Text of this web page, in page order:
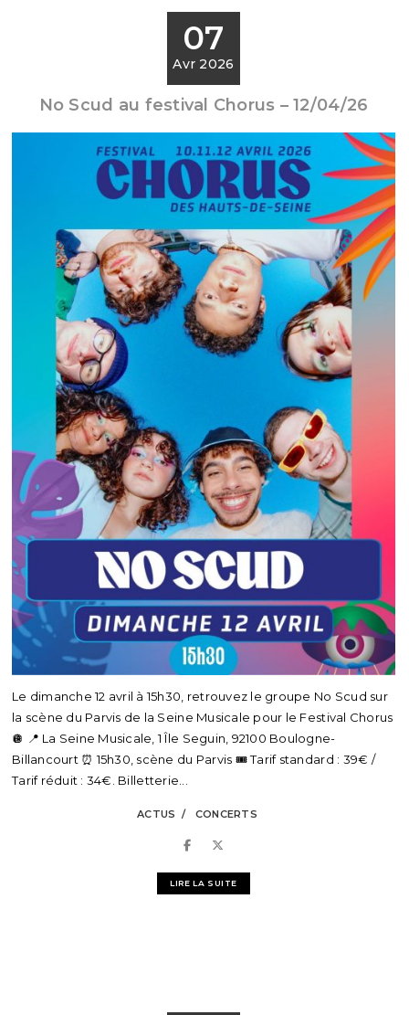
07
Avr 2026
No Scud au festival Chorus – 12/04/26
Le dimanche 12 avril à 15h30, retrouvez le groupe No Scud sur
la scène du Parvis de la Seine Musicale pour le Festival Chorus
🪩 📍 La Seine Musicale, 1 Île Seguin, 92100 Boulogne-
Billancourt ⏰ 15h30, scène du Parvis 🎟️ Tarif standard : 39€ /
Tarif réduit : 34€. Billetterie...
ACTUS CONCERTS
LIRE LA SUITE